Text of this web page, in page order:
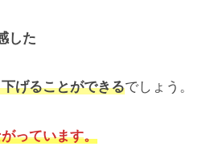
した
げることができるでしょう。
っています。